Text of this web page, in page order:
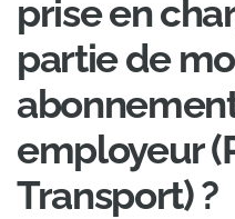
prise en
partie de
employeur
Transport) ?